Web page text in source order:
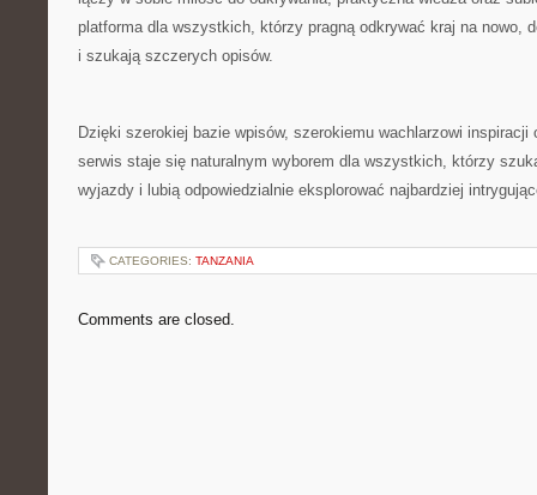
platforma dla wszystkich, którzy pragną odkrywać kraj na nowo,
i szukają szczerych opisów.
Dzięki szerokiej bazie wpisów, szerokiemu wachlarzowi inspiracji
serwis staje się naturalnym wyborem dla wszystkich, którzy
wyjazdy i lubią odpowiedzialnie eksplorować najbardziej
CATEGORIES: TANZANIA
Comments are closed.